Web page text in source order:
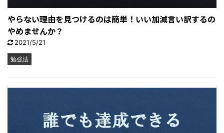
やらない理由を見つけるのは簡単！いい加減言い訳するの
やめませんか？
2021/5/21
勉強法